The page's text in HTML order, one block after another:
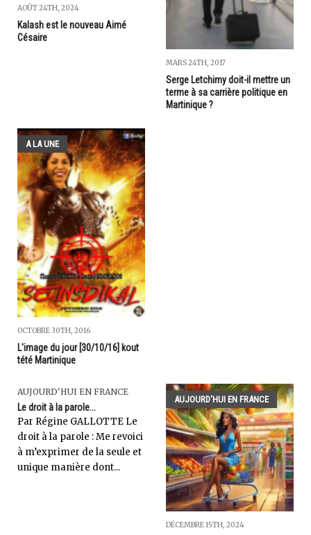
AOÛT 24TH, 2024
Kalash est le nouveau Aimé
Césaire
MARS 24TH, 2017
Serge Letchimy doit-il mettre un
terme à sa carrière politique en
Martinique ?
A LA UNE
OCTOBRE 30TH, 2016
L'image du jour [30/10/16] kout
tété Martinique
AUJOURD'HUI EN FRANCE
Le droit à la parole...
Par Régine GALLOTTE Le
droit à la parole : Me revoici
à m’exprimer de la seule et
unique manière dont...
AUJOURD'HUI EN FRANCE
DÉCEMBRE 15TH, 2024